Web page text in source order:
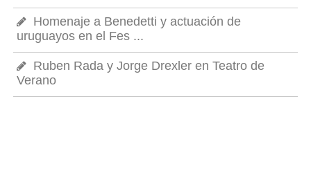
Homenaje a Benedetti y actuación de
uruguayos en el Fes ...
Ruben Rada y Jorge Drexler en Teatro de
Verano